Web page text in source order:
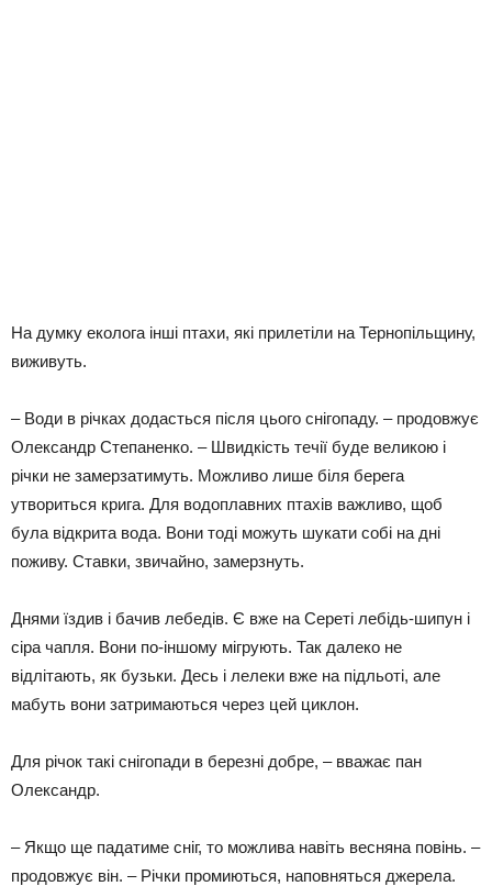
На думку еколога інші птахи, які прилетіли на Тернопільщину,
виживуть.
– Води в річках додасться після цього снігопаду. – продовжує
Олександр Степаненко. – Швидкість течії буде великою і
річки не замерзатимуть. Можливо лише біля берега
утвориться крига. Для водоплавних птахів важливо, щоб
була відкрита вода. Вони тоді можуть шукати собі на дні
поживу. Ставки, звичайно, замерзнуть.
Днями їздив і бачив лебедів. Є вже на Сереті лебідь-шипун і
сіра чапля. Вони по-іншому мігрують. Так далеко не
відлітають, як бузьки. Десь і лелеки вже на підльоті, але
мабуть вони затримаються через цей циклон.
Для річок такі снігопади в березні добре, – вважає пан
Олександр.
– Якщо ще падатиме сніг, то можлива навіть весняна повінь. –
продовжує він. – Річки промиються, наповняться джерела.